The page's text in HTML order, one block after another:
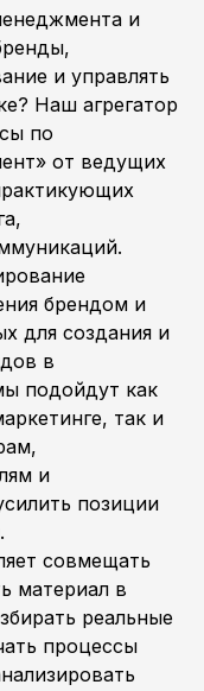
и
и управлять
Наш агрегатор
по
от ведущих
брендом и
для создания и
в
подойдут как
так и
и
позиции
совмещать
материал в
реальные
процессы